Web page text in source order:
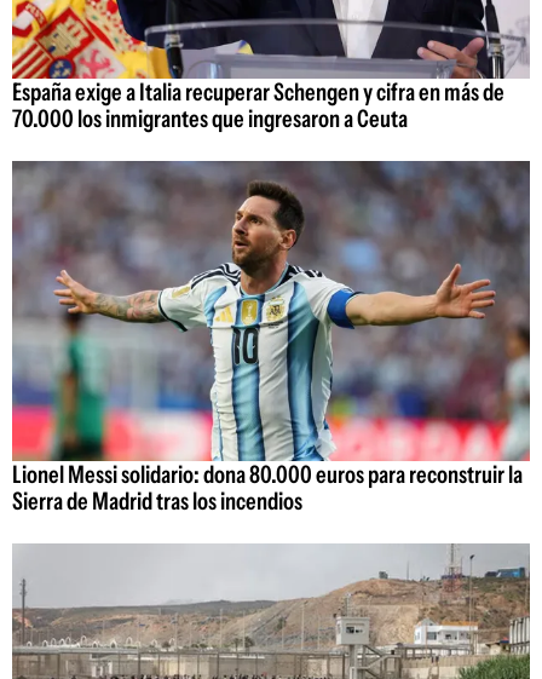
España exige a Italia recuperar Schengen y cifra en más de
70.000 los inmigrantes que ingresaron a Ceuta
Lionel Messi solidario: dona 80.000 euros para reconstruir la
Sierra de Madrid tras los incendios